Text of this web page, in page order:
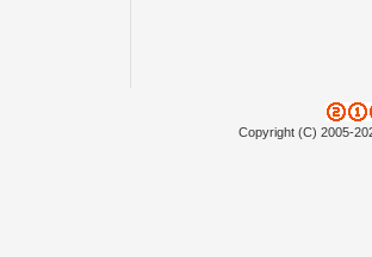
Copyright (C) 2005-